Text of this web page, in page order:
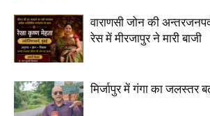
वाराणसी जोन की
रेस में मीरजापुर ने मारी बाजी
मिर्जापुर में गंगा का जलस्तर